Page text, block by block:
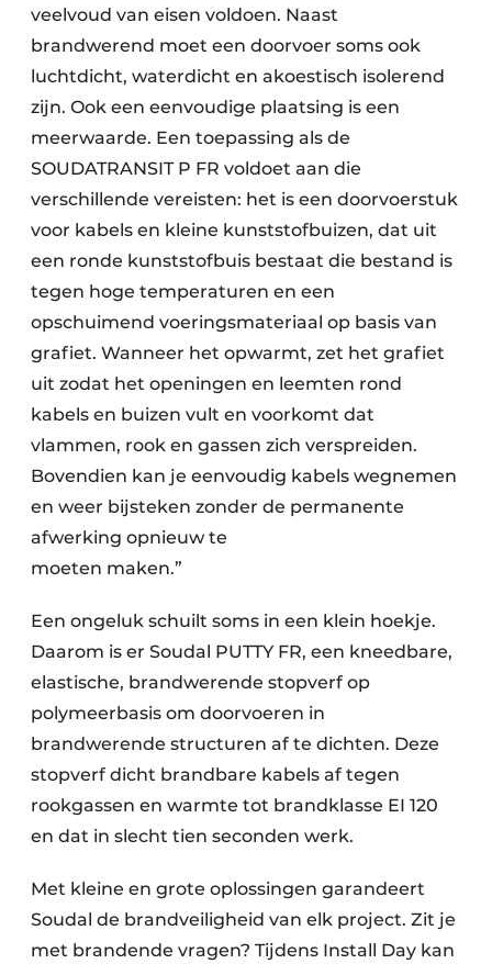
veelvoud van eisen voldoen. Naast
brandwerend moet een doorvoer soms ook
luchtdicht, waterdicht en akoestisch isolerend
zijn. Ook een eenvoudige plaatsing is een
meerwaarde. Een toepassing als de
SOUDATRANSIT P FR voldoet aan die
verschillende vereisten: het is een doorvoerstuk
voor kabels en kleine kunststofbuizen, dat uit
een ronde kunststofbuis bestaat die bestand is
tegen hoge temperaturen en een
opschuimend voeringsmateriaal op basis van
grafiet. Wanneer het opwarmt, zet het grafiet
uit zodat het openingen en leemten rond
kabels en buizen vult en voorkomt dat
vlammen, rook en gassen zich verspreiden.
Bovendien kan je eenvoudig kabels wegnemen
en weer bijsteken zonder de permanente
afwerking opnieuw te
moeten maken.”
Een ongeluk schuilt soms in een klein hoekje.
Daarom is er Soudal PUTTY FR, een kneedbare,
elastische, brandwerende stopverf op
polymeerbasis om doorvoeren in
brandwerende structuren af te dichten. Deze
stopverf dicht brandbare kabels af tegen
rookgassen en warmte tot brandklasse EI 120
en dat in slecht tien seconden werk.
Met kleine en grote oplossingen garandeert
Soudal de brandveiligheid van elk project. Zit je
met brandende vragen? Tijdens Install Day kan